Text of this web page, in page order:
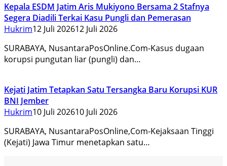
Kepala ESDM Jatim Aris Mukiyono Bersama 2 Stafnya
Segera Diadili Terkai Kasu Pungli dan Pemerasan
Hukrim12 Juli 202612 Juli 2026
SURABAYA, NusantaraPosOnline.Com-Kasus dugaan
korupsi pungutan liar (pungli) dan…
Kejati Jatim Tetapkan Satu Tersangka Baru Korupsi KUR
BNI Jember
Hukrim10 Juli 202610 Juli 2026
SURABAYA, NusantaraPosOnline,Com-Kejaksaan Tinggi
(Kejati) Jawa Timur menetapkan satu…